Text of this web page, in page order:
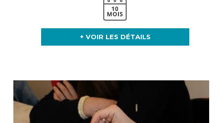
+ VOIR LES DÉTAILS